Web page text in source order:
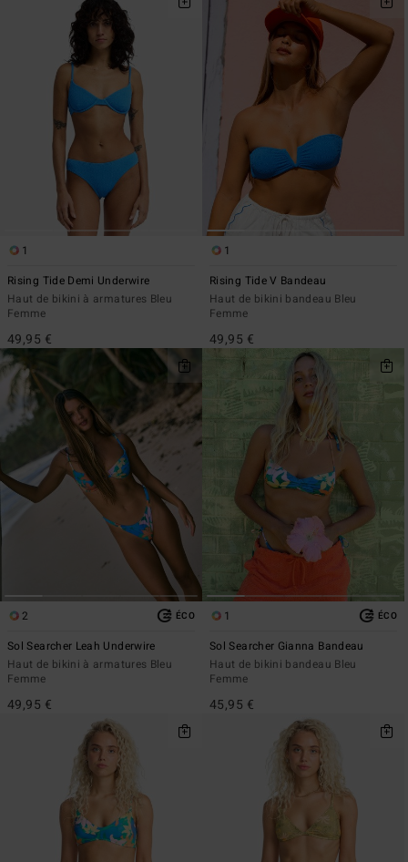
1
Rising Tide Demi Underwire
Haut de bikini à armatures Bleu
Femme
49,95 €
1
Rising Tide V Bandeau
Haut de bikini bandeau Bleu
Femme
49,95 €
2 ÉCO
Sol Searcher Leah Underwire
Haut de bikini à armatures Bleu
Femme
49,95 €
1 ÉCO
Sol Searcher Gianna Bandeau
Haut de bikini bandeau Bleu
Femme
45,95 €